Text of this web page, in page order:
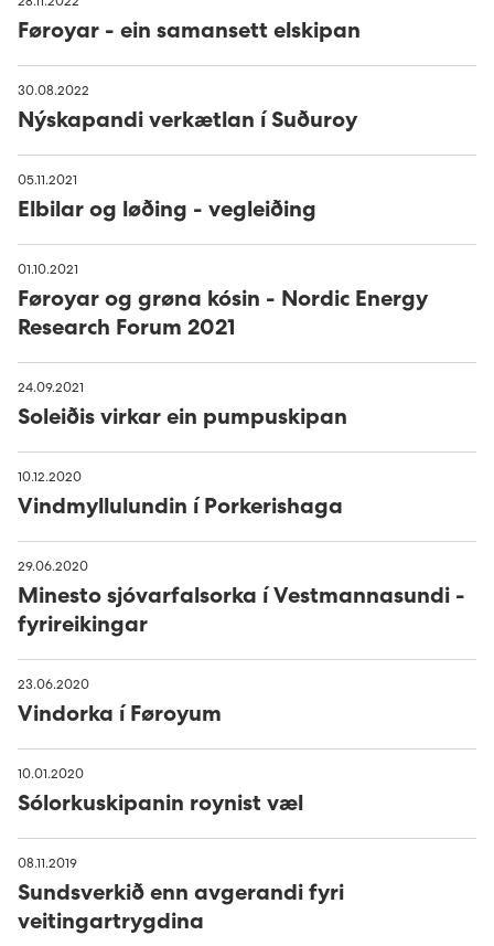
28.11.2022
Føroyar - ein samansett elskipan
30.08.2022
Nýskapandi verkætlan í Suðuroy
05.11.2021
Elbilar og løðing - vegleiðing
01.10.2021
Føroyar og grøna kósin - Nordic Energy
Research Forum 2021
24.09.2021
Soleiðis virkar ein pumpuskipan
10.12.2020
Vindmyllulundin í Porkerishaga
29.06.2020
Minesto sjóvarfalsorka í Vestmannasundi -
fyrireikingar
23.06.2020
Vindorka í Føroyum
10.01.2020
Sólorkuskipanin roynist væl
08.11.2019
Sundsverkið enn avgerandi fyri
veitingartrygdina